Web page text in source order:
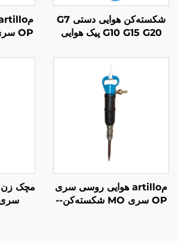
شکسته‌کن هوایی دستی G7
G10 G15 G20 پیک هوایی
مartillo هوایی روسی سری
OP سری MO شکسته‌کن--